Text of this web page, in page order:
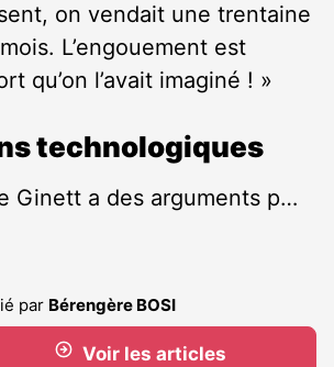
on vendait une trentaine
L’engouement est
qu’on l’avait imaginé ! »
technologiques
Ginett a des arguments p…
par Bérengère BOSI
Voir les articles